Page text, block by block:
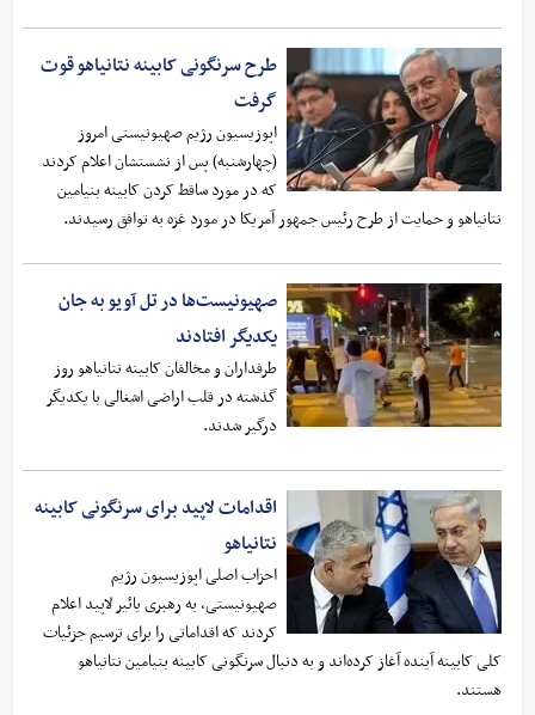
طرح سرنگونی کابینه نتانیاهو قوت
گرفت
اپوزیسیون رژیم صهیونیستی امروز
(چهارشنبه) پس از نشستشان اعلام کردند
که در مورد ساقط کردن کابینه بنیامین
نتانیاهو و حمایت از طرح رئیس جمهور آمریکا در مورد غزه به توافق رسیدند.
صهیونیست‌ها در تل آویو به جان
یکدیگر افتادند
طرفداران و مخالفان کابینه نتانیاهو روز
گذشته در قلب اراضی اشغالی با یکدیگر
درگیر شدند.
اقدامات لاپید برای سرنگونی کابینه
نتانیاهو
احزاب اصلی اپوزیسیون رژیم
صهیونیستی، به رهبری یائیر لاپید اعلام
کردند که اقداماتی را برای ترسیم جزئیات
کلی کابینه آینده آغاز کرده‌اند و به دنبال سرنگونی کابینه بنیامین نتانیاهو
هستند.